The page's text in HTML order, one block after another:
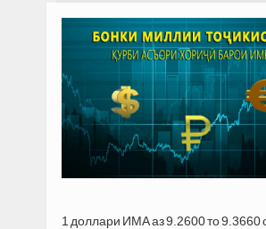
1 доллари ИМА аз 9.2600 то 9.3660